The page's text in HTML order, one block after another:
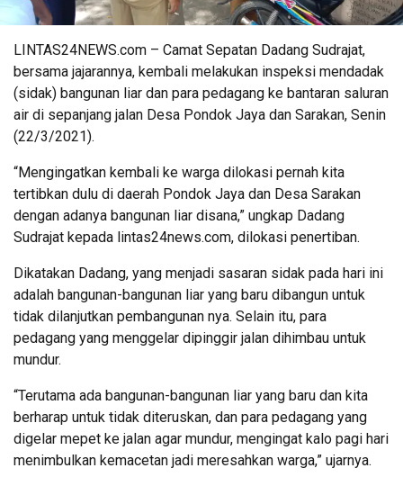
LINTAS24NEWS.com – Camat Sepatan Dadang Sudrajat,
bersama jajarannya, kembali melakukan inspeksi mendadak
(sidak) bangunan liar dan para pedagang ke bantaran saluran
air di sepanjang jalan Desa Pondok Jaya dan Sarakan, Senin
(22/3/2021).
“Mengingatkan kembali ke warga dilokasi pernah kita
tertibkan dulu di daerah Pondok Jaya dan Desa Sarakan
dengan adanya bangunan liar disana,” ungkap Dadang
Sudrajat kepada lintas24news.com, dilokasi penertiban.
Dikatakan Dadang, yang menjadi sasaran sidak pada hari ini
adalah bangunan-bangunan liar yang baru dibangun untuk
tidak dilanjutkan pembangunan nya. Selain itu, para
pedagang yang menggelar dipinggir jalan dihimbau untuk
mundur.
“Terutama ada bangunan-bangunan liar yang baru dan kita
berharap untuk tidak diteruskan, dan para pedagang yang
digelar mepet ke jalan agar mundur, mengingat kalo pagi hari
menimbulkan kemacetan jadi meresahkan warga,” ujarnya.